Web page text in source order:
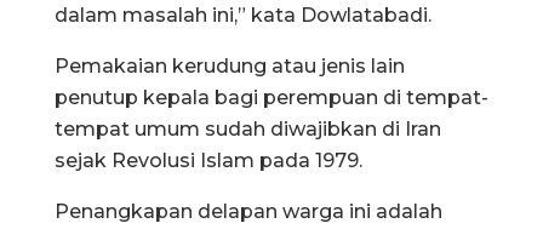
dalam masalah ini,” kata Dowlatabadi.
Pemakaian kerudung atau jenis lain
penutup kepala bagi perempuan di tempat-
tempat umum sudah diwajibkan di Iran
sejak Revolusi Islam pada 1979.
Penangkapan delapan warga ini adalah